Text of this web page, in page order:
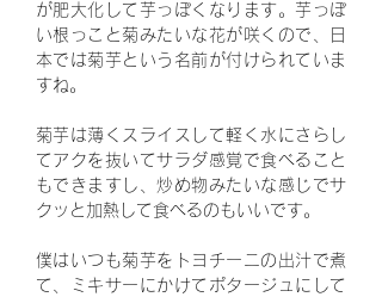
が肥大化して芋っぽくなります。芋っぽ
い根っこと菊みたいな花が咲くので、日
本では菊芋という名前が付けられていま
すね。
菊芋は薄くスライスして軽く水にさらし
てアクを抜いてサラダ感覚で食べること
もできますし、炒め物みたいな感じでサ
クッと加熱して食べるのもいいです。
僕はいつも菊芋をトヨチーニの出汁で煮
て、ミキサーにかけてポタージュにして